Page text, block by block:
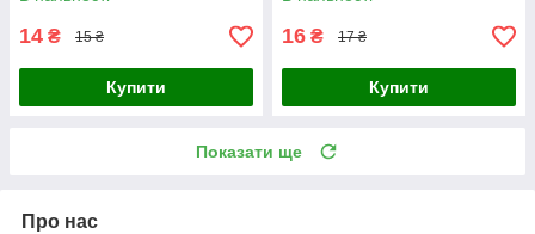
14 ₴ 15 ₴
Купити
16 ₴ 17 ₴
Купити
Показати ще
Про нас